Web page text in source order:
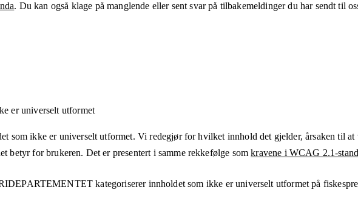
. Du kan også klage på manglende eller sent svar på tilbakemeldinger du har sendt til
er universelt utformet
som ikke er universelt utformet. Vi redegjør for hvilket innhold det gjelder, årsaken til
betyr for brukeren. Det er presentert i samme rekkefølge somkravene i WCAG 2.1-
kategoriserer innholdet som ikke er universelt utformet på